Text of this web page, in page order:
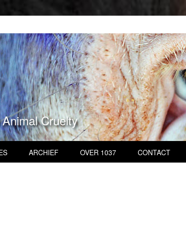
Cruelty
ARCHIEF OVER 1037 CONTACT